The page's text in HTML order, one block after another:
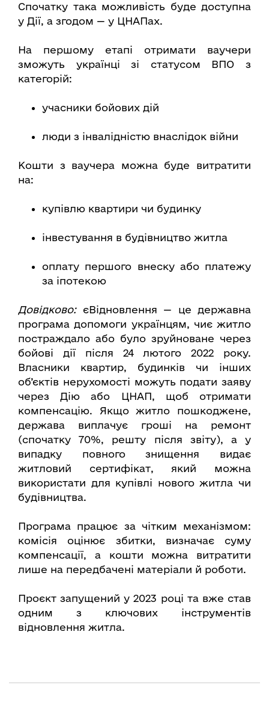
Спочатку така можливість буде доступна
у Дії, а згодом — у ЦНАПах.
На першому етапі отримати ваучери
зможуть українці зі статусом ВПО з
категорій:
учасники бойових дій
люди з інвалідністю внаслідок війни
Кошти з ваучера можна буде витратити
на:
купівлю квартири чи будинку
інвестування в будівництво житла
оплату першого внеску або платежу
за іпотекою
Довідково: єВідновлення — це державна
програма допомоги українцям, чиє житло
постраждало або було зруйноване через
бойові дії після 24 лютого 2022 року.
Власники квартир, будинків чи інших
об’єктів нерухомості можуть подати заяву
через Дію або ЦНАП, щоб отримати
компенсацію. Якщо житло пошкоджене,
держава виплачує гроші на ремонт
(спочатку 70%, решту після звіту), а у
випадку повного знищення видає
житловий сертифікат, який можна
використати для купівлі нового житла чи
будівництва.
Програма працює за чітким механізмом:
комісія оцінює збитки, визначає суму
компенсації, а кошти можна витратити
лише на передбачені матеріали й роботи.
Проєкт запущений у 2023 році та вже став
одним з ключових інструментів
відновлення житла.